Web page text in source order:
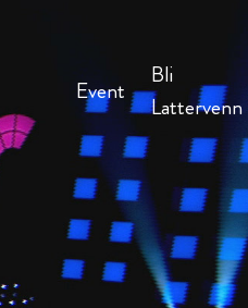
Event
Bli
Lattervenn